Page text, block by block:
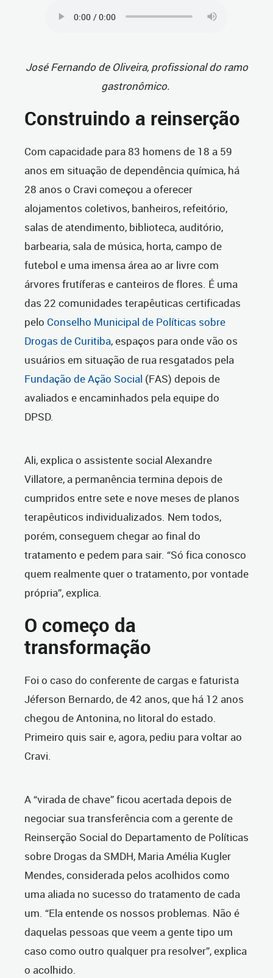
José Fernando de Oliveira, profissional do ramo
gastronômico.
Construindo a reinserção
Com capacidade para 83 homens de 18 a 59
anos em situação de dependência química, há
28 anos o Cravi começou a oferecer
alojamentos coletivos, banheiros, refeitório,
salas de atendimento, biblioteca, auditório,
barbearia, sala de música, horta, campo de
futebol e uma imensa área ao ar livre com
árvores frutíferas e canteiros de flores. É uma
das 22 comunidades terapêuticas certificadas
pelo Conselho Municipal de Políticas sobre
Drogas de Curitiba, espaços para onde vão os
usuários em situação de rua resgatados pela
Fundação de Ação Social (FAS) depois de
avaliados e encaminhados pela equipe do
DPSD.
Ali, explica o assistente social Alexandre
Villatore, a permanência termina depois de
cumpridos entre sete e nove meses de planos
terapêuticos individualizados. Nem todos,
porém, conseguem chegar ao final do
tratamento e pedem para sair. “Só fica conosco
quem realmente quer o tratamento, por vontade
própria”, explica.
O começo da
transformação
Foi o caso do conferente de cargas e faturista
Jéferson Bernardo, de 42 anos, que há 12 anos
chegou de Antonina, no litoral do estado.
Primeiro quis sair e, agora, pediu para voltar ao
Cravi.
A “virada de chave” ficou acertada depois de
negociar sua transferência com a gerente de
Reinserção Social do Departamento de Políticas
sobre Drogas da SMDH, Maria Amélia Kugler
Mendes, considerada pelos acolhidos como
uma aliada no sucesso do tratamento de cada
um. “Ela entende os nossos problemas. Não é
daquelas pessoas que veem a gente tipo um
caso como outro qualquer pra resolver”, explica
o acolhido.